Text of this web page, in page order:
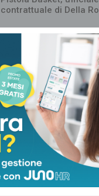
contrattuale di Della
Larcianese, finite la
atletici al Cei per la
Eccellenza
Sport
Gran colpo per
Basket
Sport